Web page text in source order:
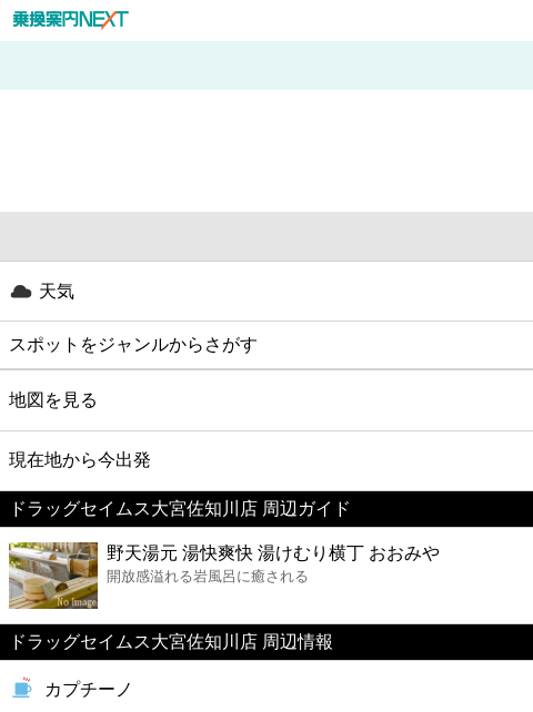
天気
スポットをジャンルからさがす
グルメ
映画
美容
コンビニ
薬局
スーパー
地図を見る
現在地から今出発
ドラッグセイムス大宮佐知川店 周辺ガイド
野天湯元 湯快爽快 湯けむり横丁 おおみや
開放感溢れる岩風呂に癒される
ドラッグセイムス大宮佐知川店 周辺情報
カプチーノ